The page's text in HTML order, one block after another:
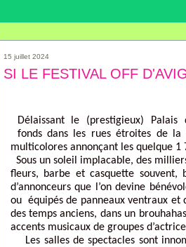
15 juillet 2024
SI LE FESTIVAL OFF
Délaissant le (prestigieux)
fonds dans les rues étroites de
multicolores annonçant les quelque 1
Sous un soleil implacable, des
fleurs, barbe et casquette
d’annonceurs que l’on devine
ou équipés de panneaux ventraux et
des temps anciens, dans un
accents musicaux de groupes
Les salles de spectacles sont